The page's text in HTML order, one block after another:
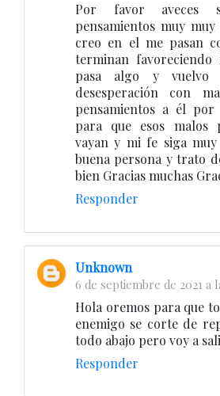
Por favor aveces
pensamientos muy
creo en el me pasan
terminan favoreciendo
pasa algo y
desesperación con
pensamientos a él
para que esos malos
vayan y mi fe siga
buena persona y trato
bien Gracias muchas
Responder
Unknown
6 de septiembre de 2021 a
Hola oremos para que
enemigo se corte de
todo abajo pero voy a
Responder